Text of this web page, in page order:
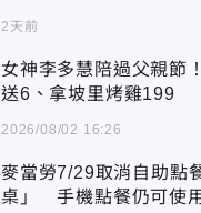
2天前
女神李多慧陪過父親節
送6、拿坡里烤雞199
2026/08/02 16:26
麥當勞7/29取消自助點
桌」 手機點餐仍可使用